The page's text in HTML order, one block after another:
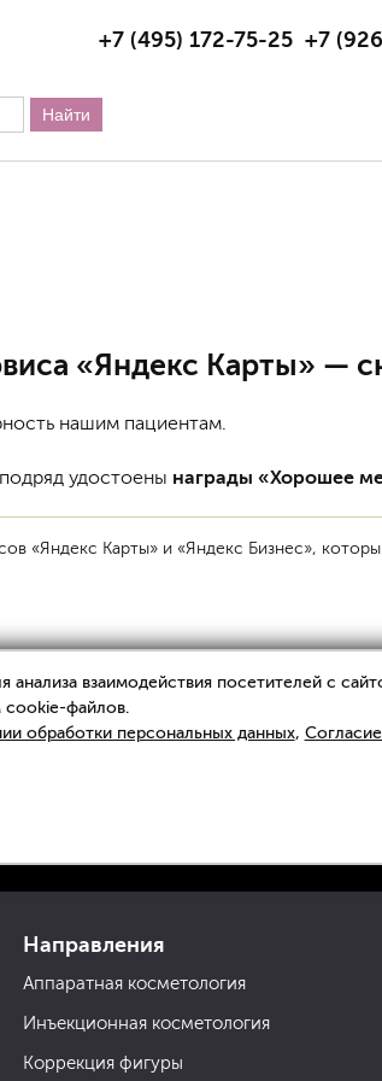
+7 (495) 172-75-25 +7
«Яндекс Карты» —
нашим пациентам.
удостоены награды «Хорошее
«Яндекс Карты» и «Яндекс Бизнес»,
Направления
Аппаратная косметология
Инъекционная косметология
Коррекция фигуры
взаимодействия посетителей с
cookie-файлов.
обработки персональных данных,